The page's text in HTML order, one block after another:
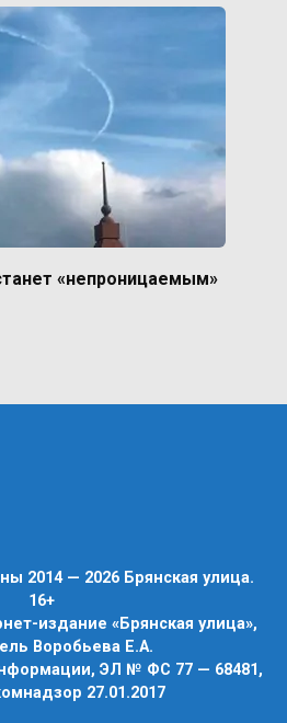
«непроницаемым»
2014 — 2026 Брянская улица.
16+
издание «Брянская улица»,
Воробьева Е.А.
ЭЛ № ФС 77 — 68481,
27.01.2017